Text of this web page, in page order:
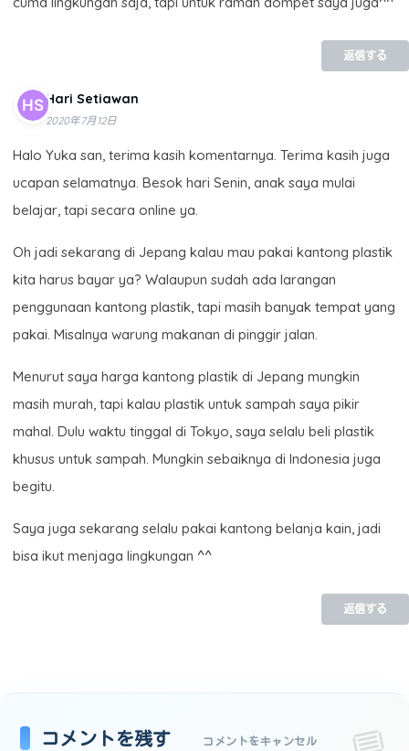
返信する
Hari Setiawan
2020年7月12日
Halo Yuka san, terima kasih komentarnya. Terima kasih juga
ucapan selamatnya. Besok hari Senin, anak saya mulai
belajar, tapi secara online ya.
Oh jadi sekarang di Jepang kalau mau pakai kantong plastik
kita harus bayar ya? Walaupun sudah ada larangan
penggunaan kantong plastik, tapi masih banyak tempat yang
pakai. Misalnya warung makanan di pinggir jalan.
Menurut saya harga kantong plastik di Jepang mungkin
masih murah, tapi kalau plastik untuk sampah saya pikir
mahal. Dulu waktu tinggal di Tokyo, saya selalu beli plastik
khusus untuk sampah. Mungkin sebaiknya di Indonesia juga
begitu.
Saya juga sekarang selalu pakai kantong belanja kain, jadi
bisa ikut menjaga lingkungan ^^
返信する
コメントを残す コメントをキャンセル